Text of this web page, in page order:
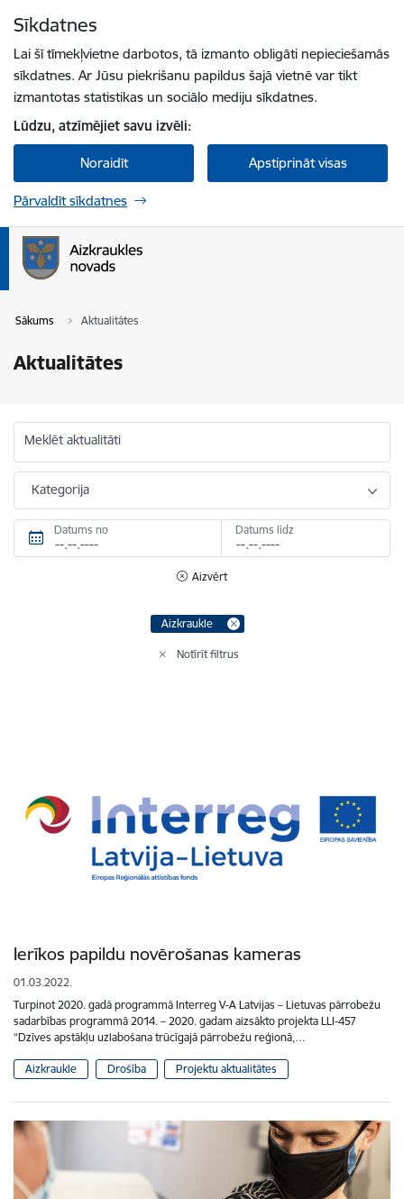
Sīkdatnes
Lai šī tīmekļvietne darbotos, tā izmanto obligāti nepieciešamās
sīkdatnes. Ar Jūsu piekrišanu papildus šajā vietnē var tikt
izmantotas statistikas un sociālo mediju sīkdatnes.
Lūdzu, atzīmējiet savu izvēli:
Noraidīt Apstiprināt visas
Pārvaldīt sīkdatnes
Sākums Aktualitātes
Aktualitātes
Meklēt aktualitāti
Kategorija
Datums no Datums līdz
Aizvērt
Aizkraukle
Notīrīt filtrus
Ierīkos papildu novērošanas kameras
01.03.2022.
Turpinot 2020. gadā programmā Interreg V-A Latvijas – Lietuvas pārrobežu
sadarbības programmā 2014. – 2020. gadam aizsākto projekta LLI-457
“Dzīves apstākļu uzlabošana trūcīgajā pārrobežu reģionā,…
Aizkraukle Drošība Projektu aktualitātes